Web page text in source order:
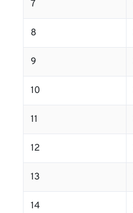
7
8
9
10
11
12
13
14